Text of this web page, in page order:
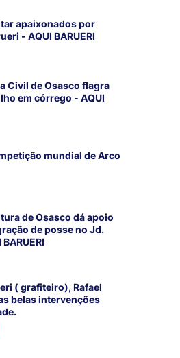
apaixonados por
- AQUI BARUERI
Civil de Osasco flagra
em córrego - AQUI
mundial de Arco
de Osasco dá apoio
de posse no Jd.
( grafiteiro), Rafael
belas intervenções